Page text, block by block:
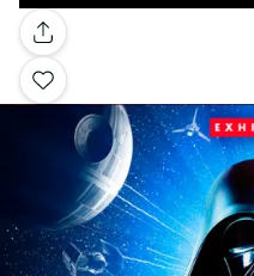
Galería